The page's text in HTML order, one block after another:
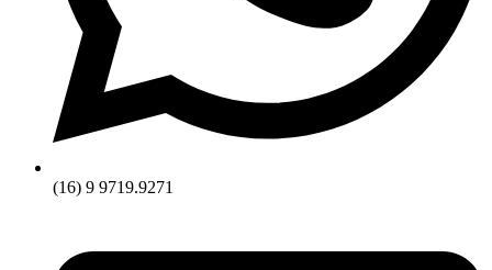
(16) 9 9719.9271